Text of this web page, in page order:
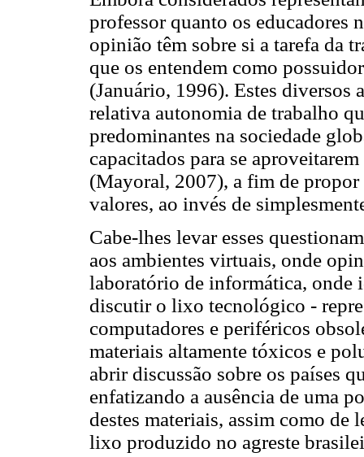
professor quanto os educadores
opinião têm sobre si a tarefa da
que os entendem como
(Januário, 1996). Estes diversos
relativa autonomia de trabalho
predominantes na sociedade
capacitados para se
(Mayoral, 2007), a fim de
valores, ao invés de
Cabe-lhes levar esses
aos ambientes virtuais, onde
laboratório de informática, onde
discutir o lixo tecnológico -
computadores e periféricos
materiais altamente tóxicos e
abrir discussão sobre os países
enfatizando a ausência de uma
destes materiais, assim como de
lixo produzido no agreste